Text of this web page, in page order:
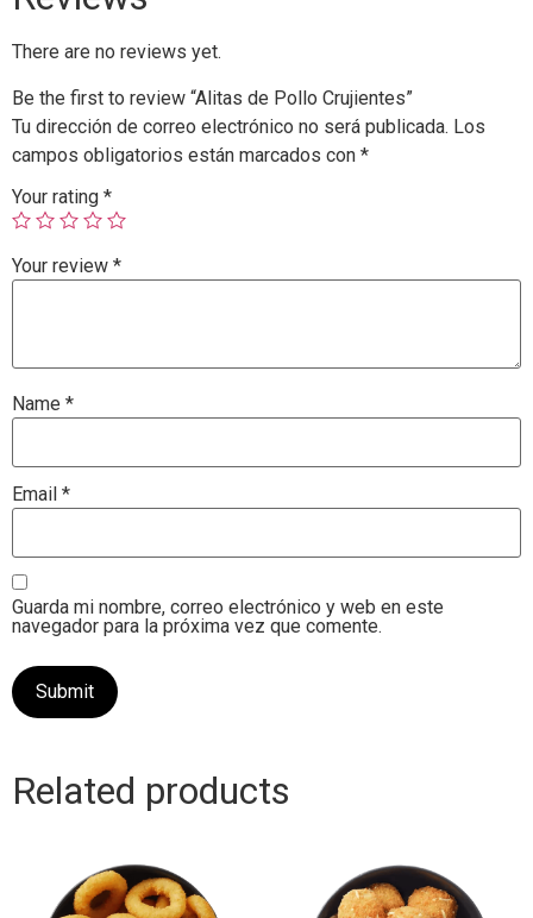
There are no reviews yet.
Be the first to review “Alitas de Pollo Crujientes”
Tu dirección de correo electrónico no será publicada. Los
campos obligatorios están marcados con *
Your rating *
Your review *
Name *
Email *
Guarda mi nombre, correo electrónico y web en este
navegador para la próxima vez que comente.
Related products